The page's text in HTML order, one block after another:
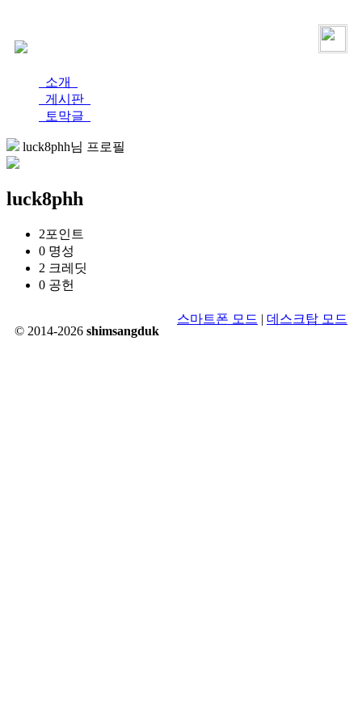
소개
게시판
토막글
luck8phh님 프로필
luck8phh
2포인트
0 명성
2 크레딧
0 공헌
© 2014-2026 shimsangduk
스마트폰 모드 | 데스크탑 모드